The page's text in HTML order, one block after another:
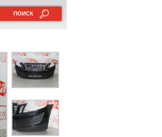
ПОИСК